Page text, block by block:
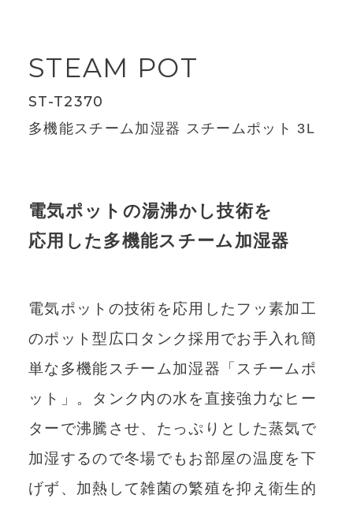
STEAM POT
ST-T2370
多機能スチーム加湿器 スチームポット 3L
電気ポットの湯沸かし技術を
応用した多機能スチーム加湿器
電気ポットの技術を応用したフッ素加工
のポット型広口タンク採用でお手入れ簡
単な多機能スチーム加湿器「スチームポ
ット」。タンク内の水を直接強力なヒー
ターで沸騰させ、たっぷりとした蒸気で
加湿するので冬場でもお部屋の温度を下
げず、加熱して雑菌の繁殖を抑え衛生的